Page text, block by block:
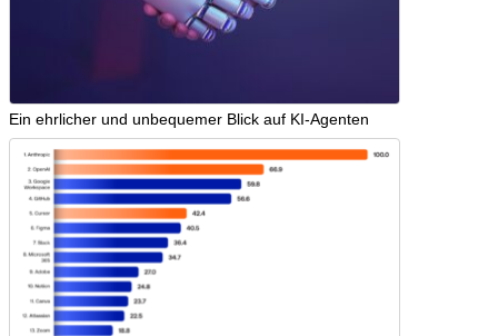
Ein ehrlicher und unbequemer Blick auf KI-Agenten